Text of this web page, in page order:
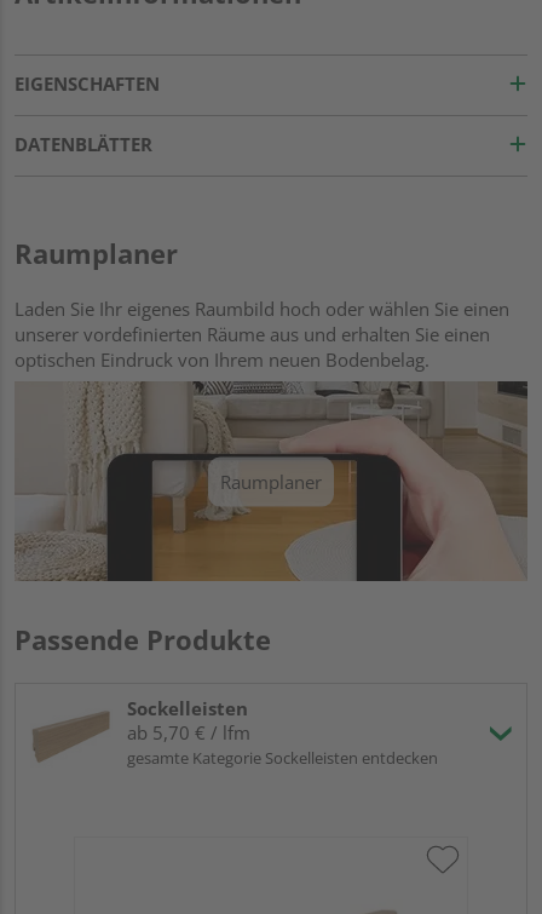
EIGENSCHAFTEN
DATENBLÄTTER
Raumplaner
Laden Sie Ihr eigenes Raumbild hoch oder wählen Sie einen
unserer vordefinierten Räume aus und erhalten Sie einen
optischen Eindruck von Ihrem neuen Bodenbelag.
Raumplaner
Passende Produkte
Sockelleisten
ab 5,70 € / lfm
gesamte Kategorie Sockelleisten entdecken